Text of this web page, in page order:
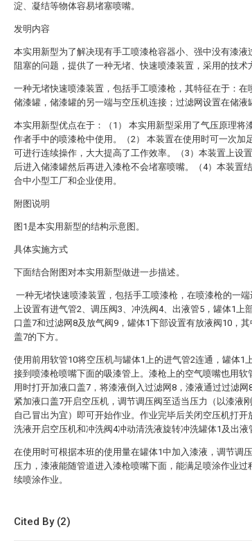
淀、凝结等物体容易堵塞喷嘴。
发明内容
本实用新型为了解决现有手工喷漆枪容器小、强中没有漆液
阻塞的问题，提供了一种无堵、快速喷漆装置，采用的技术
一种无堵快速喷漆装置，包括手工喷漆枪，其特征在于：在
储漆罐，储漆罐的另一端与空压机连接；过滤网设置在储液
本实用新型优点在于：（1） 本实用新型采用了气压原理将
作者手中的喷漆枪中使用。（2） 本装置在使用时可一次加
可进行连续操作，大大提高了工作效率。（3）本装置上设
后进入储漆罐然后再进入漆枪不会堵塞喷嘴。（4）本装置
合中小型工厂和企业使用。
附图说明
图1是本实用新型的结构示意图。
具体实施方式
下面结合附图对本实用新型做进一步描述。
一种无堵快速喷漆装置，包括手工喷漆枪，在喷漆枪的一
上设置有进气管2、调压阀3、冲洗阀4、出液管5，罐体1上
口盖7和过滤网8及放气阀9，罐体1下部设置有放液阀10，
盖7的下方。
使用前用软管10将空压机与罐体1上的进气管2连通，罐体1
接到喷漆枪喷嘴下面的吸漆管上。漆枪上的空气喷嘴也用软
用时打开加液口盖7，将漆液倒入过滤网8，漆液通过过滤网
紧加液口盖7开启空压机，调节调压阀至适当压力（以漆液
自己冒出为宜）即可开始作业。作业完毕后关闭空压机打开
洗液开启空压机和冲洗阀4冲动清洗液旋转冲洗罐体1及出液
在使用时可根据本班的使用量在罐体1中加入漆液，调节调
压力，漆液能随管道进入漆枪喷嘴下面，能满足喷涂作业过
续喷涂作业。
Cited By (2)